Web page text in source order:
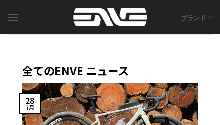
ブランド
全てのENVE ニュース
28
7月